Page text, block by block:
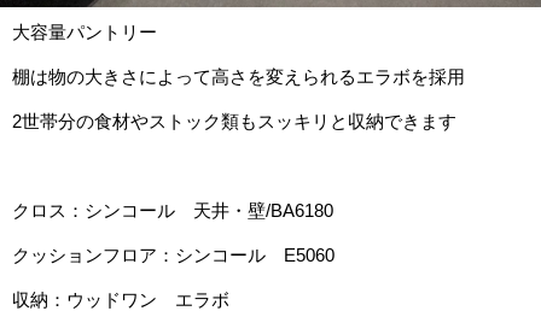
大容量パントリー
棚は物の大きさによって高さを変えられるエラボを採用
2世帯分の食材やストック類もスッキリと収納できます
クロス：シンコール 天井・壁/BA6180
クッションフロア：シンコール E5060
収納：ウッドワン エラボ